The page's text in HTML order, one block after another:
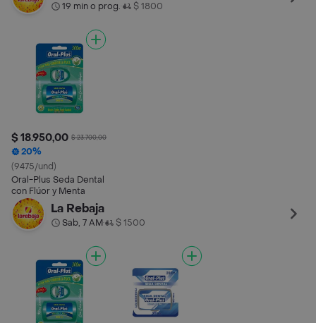
19 min o prog.• $ 1800
$ 18.950,00 $ 23.700,00
20%
(9475/und)
Oral-Plus Seda Dental
con Flúor y Menta
La Rebaja
Sab, 7 AM• $ 1500